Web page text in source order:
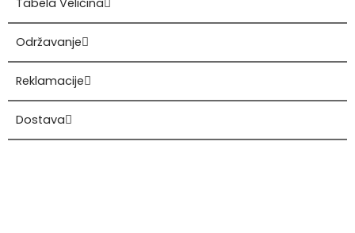
Tabela Veličina
Održavanje
Reklamacije
Dostava